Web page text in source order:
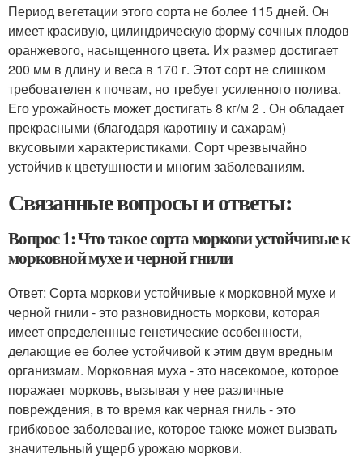
Период вегетации этого сорта не более 115 дней. Он
имеет красивую, цилиндрическую форму сочных плодов
оранжевого, насыщенного цвета. Их размер достигает
200 мм в длину и веса в 170 г. Этот сорт не слишком
требователен к почвам, но требует усиленного полива.
Его урожайность может достигать 8 кг/м 2 . Он обладает
прекрасными (благодаря каротину и сахарам)
вкусовыми характеристиками. Сорт чрезвычайно
устойчив к цветушности и многим заболеваниям.
Связанные вопросы и ответы:
Вопрос 1: Что такое сорта моркови устойчивые к
морковной мухе и черной гнили
Ответ: Сорта моркови устойчивые к морковной мухе и
черной гнили - это разновидность моркови, которая
имеет определенные генетические особенности,
делающие ее более устойчивой к этим двум вредным
организмам. Морковная муха - это насекомое, которое
поражает морковь, вызывая у нее различные
повреждения, в то время как черная гниль - это
грибковое заболевание, которое также может вызвать
значительный ущерб урожаю моркови.